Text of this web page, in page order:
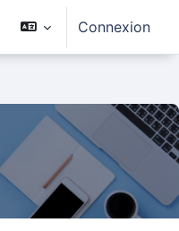
Connexion